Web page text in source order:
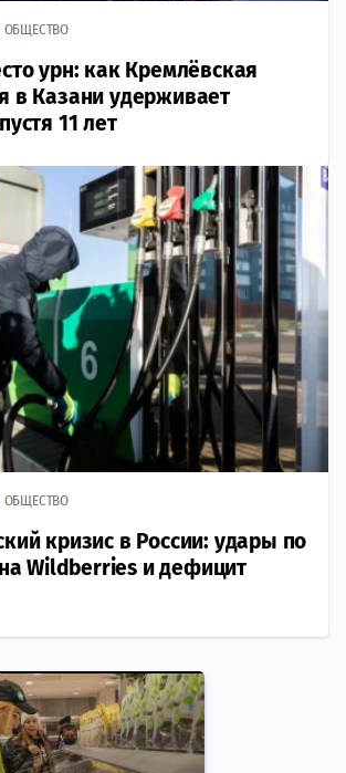
ОБЩЕСТВО
урн: как Кремлёвская
в Казани удерживает
11 лет
ОБЩЕСТВО
кризис в России: удары по
Wildberries и дефицит